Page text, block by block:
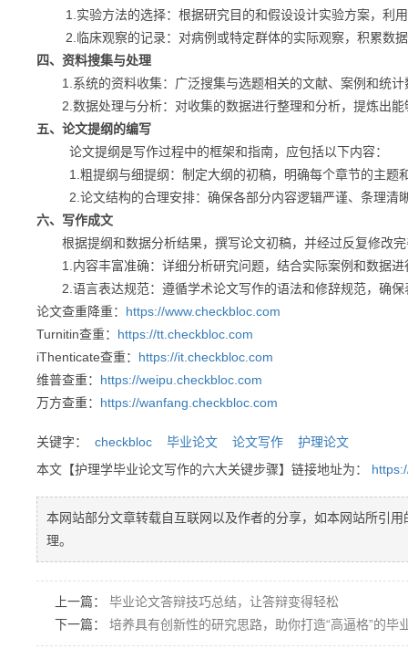
1.实验方法的选择：根据研究目的和假设设计实验方案，利用
2.临床观察的记录：对病例或特定群体的实际观察，积累数据
四、资料搜集与处理
1.系统的资料收集：广泛搜集与选题相关的文献、案例和统计
2.数据处理与分析：对收集的数据进行整理和分析，提炼出能
五、论文提纲的编写
论文提纲是写作过程中的框架和指南，应包括以下内容：
1.粗提纲与细提纲：制定大纲的初稿，明确每个章节的主题
2.论文结构的合理安排：确保各部分内容逻辑严谨、条理清
六、写作成文
根据提纲和数据分析结果，撰写论文初稿，并经过反复修改完
1.内容丰富准确：详细分析研究问题，结合实际案例和数据进
2.语言表达规范：遵循学术论文写作的语法和修辞规范，确保
论文查重降重： https://www.checkbloc.com
Turnitin查重： https://tt.checkbloc.com
iThenticate查重： https://it.checkbloc.com
维普查重： https://weipu.checkbloc.com
万方查重： https://wanfang.checkbloc.com
关键字： checkbloc 毕业论文 论文写作
护理论文
本文【护理学毕业论文写作的六大关键步骤】链接地址为：
本网站部分文章转载自互联网以及作者的分享，如本网站所引
理。
上一篇： 毕业论文答辩技巧总结，让答辩变得轻松
下一篇： 培养具有创新性的研究思路，助你打造“高逼格”的毕